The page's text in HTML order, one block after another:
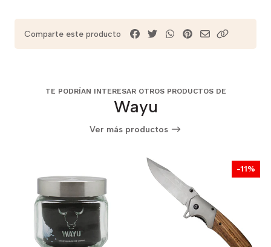
Comparte este producto
TE PODRÍAN INTERESAR OTROS PRODUCTOS DE
Wayu
Ver más productos
-11%